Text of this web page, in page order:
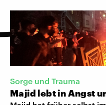
Sorge und Trauma
Majid lebt in Angst